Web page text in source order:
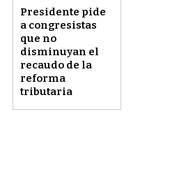
Presidente pide
a congresistas
que no
disminuyan el
recaudo de la
reforma
tributaria